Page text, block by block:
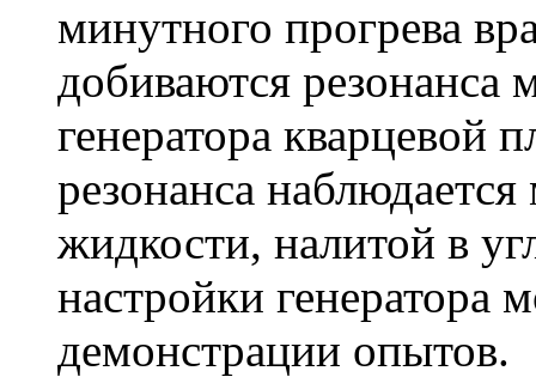
минутного прогрева
добиваются резонанса
генератора кварцевой
резонанса
жидкости, налитой в
настройки генератора
демонстрации опытов.